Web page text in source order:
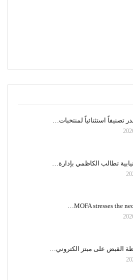
تصنيفاً استثنائياً لمنتخبات…
تطالب الكاظمي بإدارة…
MOFA stresses the
القبض على مبتز الكتروني…